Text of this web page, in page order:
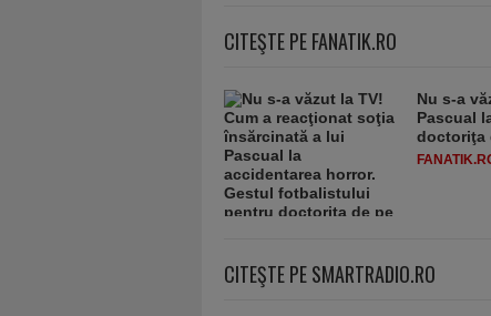
CITEŞTE PE FANATIK.RO
Nu s-a
Pascual
doctoriţa
CITEŞTE PE SMARTRADIO.RO